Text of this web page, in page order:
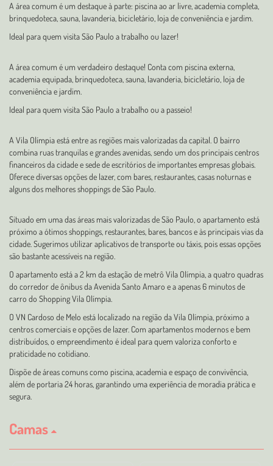
A área comum é um destaque à parte: piscina ao ar livre, academia completa,
brinquedoteca, sauna, lavanderia, bicicletário, loja de conveniência e jardim.
Ideal para quem visita São Paulo a trabalho ou lazer!
A área comum é um verdadeiro destaque! Conta com piscina externa,
academia equipada, brinquedoteca, sauna, lavanderia, bicicletário, loja de
conveniência e jardim.
Ideal para quem visita São Paulo a trabalho ou a passeio!
A Vila Olímpia está entre as regiões mais valorizadas da capital. O bairro
combina ruas tranquilas e grandes avenidas, sendo um dos principais centros
financeiros da cidade e sede de escritórios de importantes empresas globais.
Oferece diversas opções de lazer, com bares, restaurantes, casas noturnas e
alguns dos melhores shoppings de São Paulo.
Situado em uma das áreas mais valorizadas de São Paulo, o apartamento está
próximo a ótimos shoppings, restaurantes, bares, bancos e às principais vias da
cidade. Sugerimos utilizar aplicativos de transporte ou táxis, pois essas opções
são bastante acessíveis na região.
O apartamento está a 2 km da estação de metrô Vila Olímpia, a quatro quadras
do corredor de ônibus da Avenida Santo Amaro e a apenas 6 minutos de
carro do Shopping Vila Olímpia.
O VN Cardoso de Melo está localizado na região da Vila Olímpia, próximo a
centros comerciais e opções de lazer. Com apartamentos modernos e bem
distribuídos, o empreendimento é ideal para quem valoriza conforto e
praticidade no cotidiano.
Dispõe de áreas comuns como piscina, academia e espaço de convivência,
além de portaria 24 horas, garantindo uma experiência de moradia prática e
segura.
Camas